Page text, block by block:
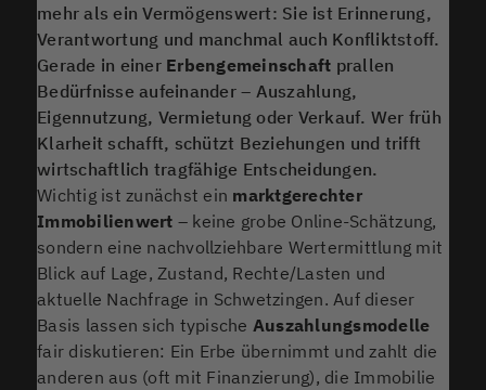
mehr als ein Vermögenswert: Sie ist Erinnerung,
Verantwortung und manchmal auch Konfliktstoff.
Gerade in einer Erbengemeinschaft prallen
Bedürfnisse aufeinander – Auszahlung,
Eigennutzung, Vermietung oder Verkauf. Wer früh
Klarheit schafft, schützt Beziehungen und trifft
wirtschaftlich tragfähige Entscheidungen.
Wichtig ist zunächst ein marktgerechter
Immobilienwert – keine grobe Online-Schätzung,
sondern eine nachvollziehbare Wertermittlung mit
Blick auf Lage, Zustand, Rechte/Lasten und
aktuelle Nachfrage in Schwetzingen. Auf dieser
Basis lassen sich typische Auszahlungsmodelle
fair diskutieren: Ein Erbe übernimmt und zahlt die
anderen aus (oft mit Finanzierung), die Immobilie